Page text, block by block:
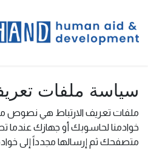
سياسة ملفات
ملفات تعريف الارتباط هي نصوص
خوادمنا لحاسوبك أو جهازك عندما
متصفحك ثم إرسالها مجدداً إلى